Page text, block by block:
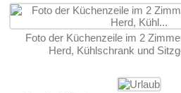
Foto der Küchenzeile im 2
Herd, Kühlschrank und